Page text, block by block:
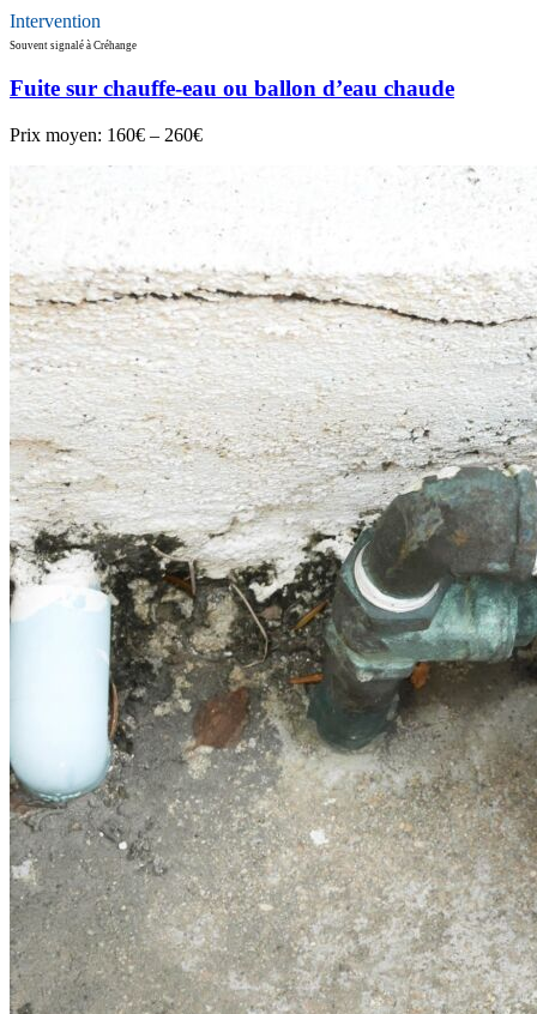
Intervention
Souvent signalé à Créhange
Fuite sur chauffe-eau ou ballon d’eau chaude
Prix moyen: 160€ – 260€